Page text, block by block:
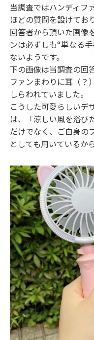
当調査ではハンディフ
ほどの質問を設けてお
回答者から頂いた画像
ンは必ずしも“単なる
ないようです。
下の画像は当調査の回
ファンまわりに耳（？
しらわれていました。
こうした可愛らしいデ
は、「涼しい風を浴び
だけでなく、ご自身の
としても用いているか